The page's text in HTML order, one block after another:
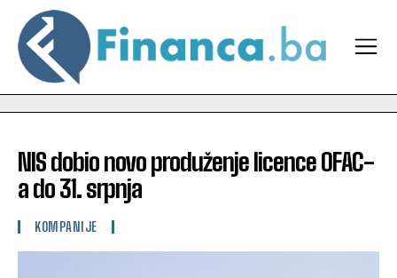
NIS dobio novo produženje licence OFAC-
a do 31. srpnja
KOMPANIJE